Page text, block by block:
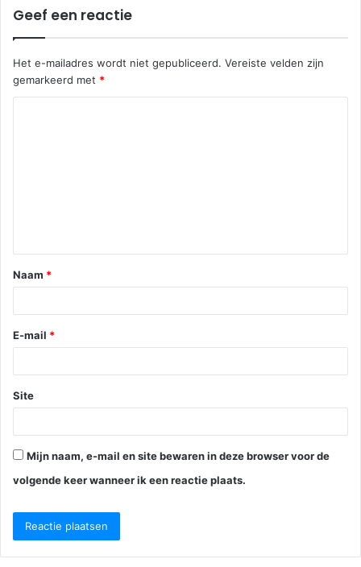
Geef een reactie
Het e-mailadres wordt niet gepubliceerd. Vereiste velden zijn
gemarkeerd met *
e
*
Naam *
E-mail *
Site
Mijn naam, e-mail en site bewaren in deze browser voor de
volgende keer wanneer ik een reactie plaats.